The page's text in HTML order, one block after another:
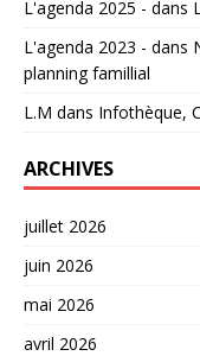
L'agenda 2025 - dans
L'agenda 2023 - dans
planning famillial
L.M dans Infothèque,
ARCHIVES
juillet 2026
juin 2026
mai 2026
avril 2026